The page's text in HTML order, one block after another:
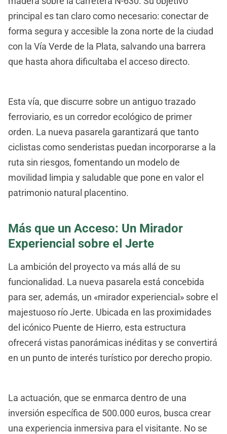
principal es tan claro como necesario: conectar de
forma segura y accesible la zona norte de la ciudad
con la Vía Verde de la Plata, salvando una barrera
que hasta ahora dificultaba el acceso directo.
Esta vía, que discurre sobre un antiguo trazado
ferroviario, es un corredor ecológico de primer
orden. La nueva pasarela garantizará que tanto
ciclistas como senderistas puedan incorporarse a la
ruta sin riesgos, fomentando un modelo de
movilidad limpia y saludable que pone en valor el
patrimonio natural placentino.
Más que un Acceso: Un Mirador
Experiencial sobre el Jerte
La ambición del proyecto va más allá de su
funcionalidad. La nueva pasarela está concebida
para ser, además, un «mirador experiencial» sobre el
majestuoso río Jerte. Ubicada en las proximidades
del icónico Puente de Hierro, esta estructura
ofrecerá vistas panorámicas inéditas y se convertirá
en un punto de interés turístico por derecho propio.
La actuación, que se enmarca dentro de una
inversión específica de 500.000 euros, busca crear
una experiencia inmersiva para el visitante. No se